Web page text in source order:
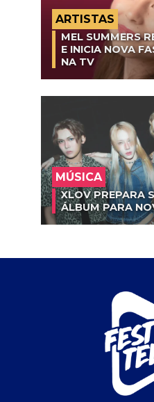
ARTISTAS
MEL SUMMERS
E INICIA NOVA
NA TV
MÚSICA
XLOV PREPARA
ÁLBUM PARA